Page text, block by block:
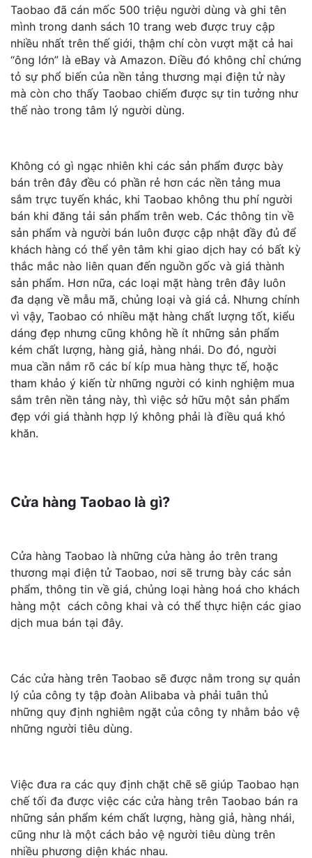
Taobao đã cán mốc 500 triệu người dùng và ghi tên
mình trong danh sách 10 trang web được truy cập
nhiều nhất trên thế giới, thậm chí còn vượt mặt cả hai
“ông lớn” là eBay và Amazon. Điều đó không chỉ chứng
tỏ sự phổ biến của nền tảng thương mại điện tử này
mà còn cho thấy Taobao chiếm được sự tin tưởng như
thế nào trong tâm lý người dùng.
Không có gì ngạc nhiên khi các sản phẩm được bày
bán trên đây đều có phần rẻ hơn các nền tảng mua
sắm trực tuyến khác, khi Taobao không thu phí người
bán khi đăng tải sản phẩm trên web. Các thông tin về
sản phẩm và người bán luôn được cập nhật đầy đủ để
khách hàng có thể yên tâm khi giao dịch hay có bất kỳ
thắc mắc nào liên quan đến nguồn gốc và giá thành
sản phẩm. Hơn nữa, các loại mặt hàng trên đây luôn
đa dạng về mẫu mã, chủng loại và giá cả. Nhưng chính
vì vậy, Taobao có nhiều mặt hàng chất lượng tốt, kiểu
dáng đẹp nhưng cũng không hề ít những sản phẩm
kém chất lượng, hàng giả, hàng nhái. Do đó, người
mua cần nắm rõ các bí kíp mua hàng thực tế, hoặc
tham khảo ý kiến từ những người có kinh nghiệm mua
sắm trên nền tảng này, thì việc sở hữu một sản phẩm
đẹp với giá thành hợp lý không phải là điều quá khó
khăn.
Cửa hàng Taobao là gì?
Cửa hàng Taobao là những cửa hàng ảo trên trang
thương mại điện tử Taobao, nơi sẽ trưng bày các sản
phẩm, thông tin về giá, chủng loại hàng hoá cho khách
hàng một cách công khai và có thể thực hiện các giao
dịch mua bán tại đây.
Các cửa hàng trên Taobao sẽ được nằm trong sự quản
lý của công ty tập đoàn Alibaba và phải tuân thủ
những quy định nghiêm ngặt của công ty nhằm bảo vệ
những người tiêu dùng.
Việc đưa ra các quy định chặt chẽ sẽ giúp Taobao hạn
chế tối đa được việc các cửa hàng trên Taobao bán ra
những sản phẩm kém chất lượng, hàng giả, hàng nhái,
cũng như là một cách bảo vệ người tiêu dùng trên
nhiều phương diện khác nhau.